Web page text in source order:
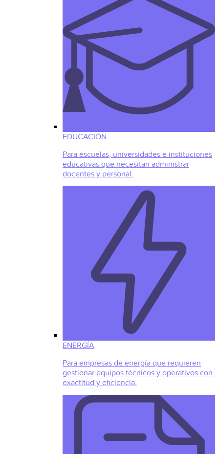
EDUCACIÓN
Para escuelas, universidades e instituciones
educativas que necesitan administrar
docentes y personal.
ENERGÍA
Para empresas de energía que requieren
gestionar equipos técnicos y operativos con
exactitud y eficiencia.